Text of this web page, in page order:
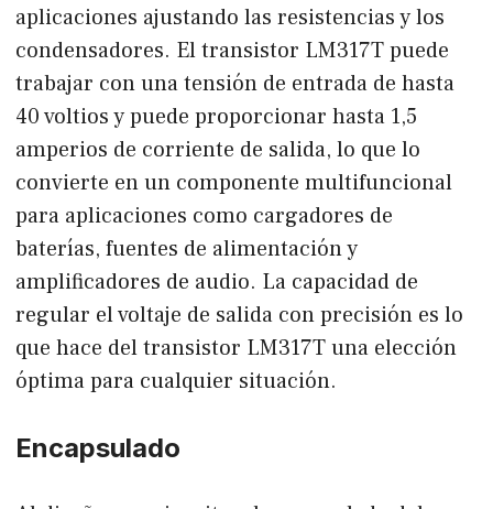
aplicaciones ajustando las resistencias y los
condensadores. El transistor LM317T puede
trabajar con una tensión de entrada de hasta
40 voltios y puede proporcionar hasta 1,5
amperios de corriente de salida, lo que lo
convierte en un componente multifuncional
para aplicaciones como cargadores de
baterías, fuentes de alimentación y
amplificadores de audio. La capacidad de
regular el voltaje de salida con precisión es lo
que hace del transistor LM317T una elección
óptima para cualquier situación.
Encapsulado